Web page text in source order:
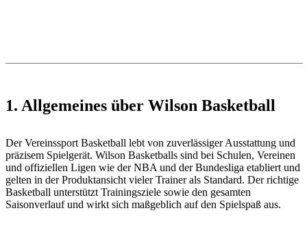
1. Allgemeines über Wilson Basketball
Der Vereinssport Basketball lebt von zuverlässiger Ausstattung und
präzisem Spielgerät. Wilson Basketballs sind bei Schulen, Vereinen
und offiziellen Ligen wie der NBA und der Bundesliga etabliert und
gelten in der Produktansicht vieler Trainer als Standard. Der richtige
Basketball unterstützt Trainingsziele sowie den gesamten
Saisonverlauf und wirkt sich maßgeblich auf den Spielspaß aus.